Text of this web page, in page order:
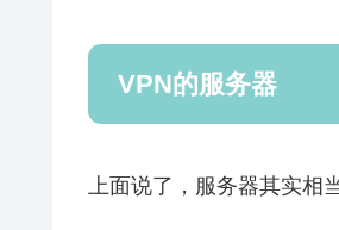
VPN的服务器
上面说了，服务器其实相